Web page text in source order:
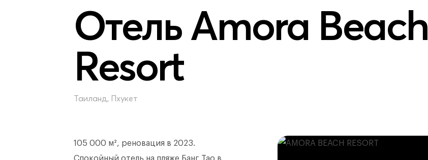
Отель Amora Beach
Resort
Таиланд, Пхукет
105 000 м², реновация в 2023.